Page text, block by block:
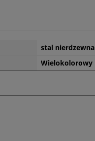
stal nierdzewna
Wielokolorowy